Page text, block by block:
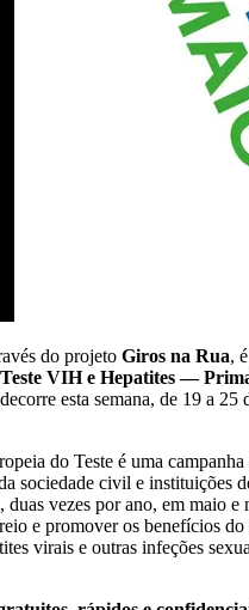
do projeto Giros na Rua,
VIH e Hepatites —
esta semana, de 19 a 25
do Teste é uma
sociedade civil e instituições
duas vezes por ano, em maio e
e promover os benefícios
virais e outras infeções